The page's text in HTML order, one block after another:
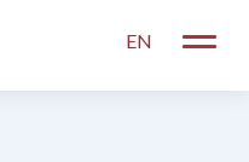
EN
Toggle